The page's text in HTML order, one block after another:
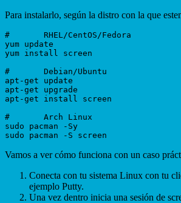
Para instalarlo, según la distro con la que
#	RHEL/CentOS/Fedora
yum update
yum install screen
#	Debian/Ubuntu
apt-get update
apt-get upgrade
apt-get install screen
#	Arch Linux
sudo pacman -Sy
Vamos a ver cómo funciona con un caso
Conecta con tu sistema Linux con tu
ejemplo Putty.
Una vez dentro inicia una sesión de